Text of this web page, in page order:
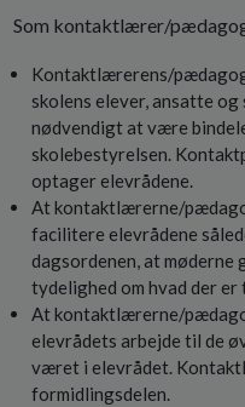
Som kontaktlærer/
Kontaktlærerens/
skolens elever, ansatte
nødvendigt at være
skolebestyrelsen.
optager elevrådene.
At kontaktlærerne/
facilitere elevrådene
dagsordenen, at møderne
tydelighed om hvad der
At kontaktlærerne/
elevrådets arbejde til de
været i elevrådet.
formidlingsdelen.